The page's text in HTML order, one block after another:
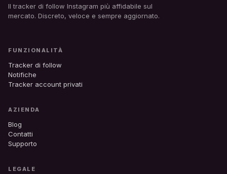
Il tracker di follow Instagram più affidabile sul
mercato. Discreto, veloce e sempre aggiornato.
FUNZIONALITÀ
Tracker di follow
Notifiche
Tracker account privati
AZIENDA
Blog
Contatti
Supporto
LEGALE